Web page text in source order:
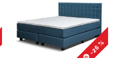
-26 %